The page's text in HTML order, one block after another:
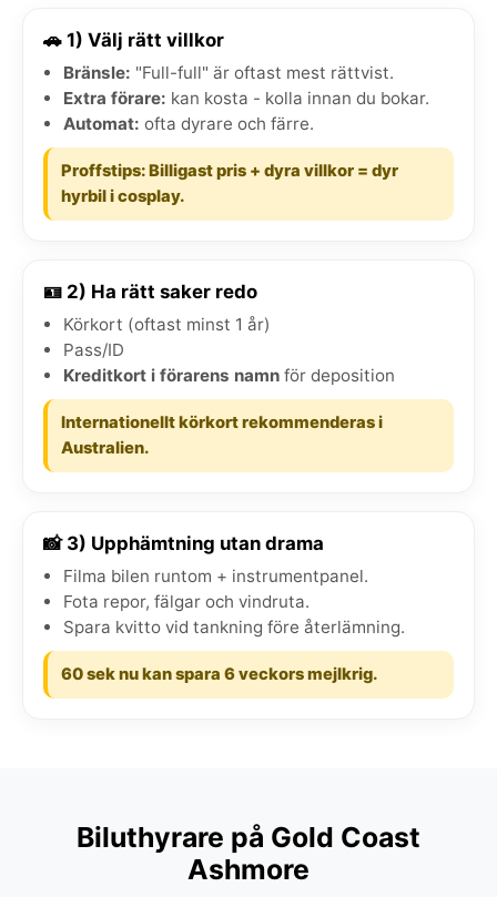
🚗 1) Välj rätt villkor
Bränsle: "Full-full" är oftast mest rättvist.
Extra förare: kan kosta - kolla innan du bokar.
Automat: ofta dyrare och färre.
Proffstips: Billigast pris + dyra villkor = dyr
hyrbil i cosplay.
🪪 2) Ha rätt saker redo
Körkort (oftast minst 1 år)
Pass/ID
Kreditkort i förarens namn för deposition
Internationellt körkort rekommenderas i
Australien.
📸 3) Upphämtning utan drama
Filma bilen runtom + instrumentpanel.
Fota repor, fälgar och vindruta.
Spara kvitto vid tankning före återlämning.
60 sek nu kan spara 6 veckors mejlkrig.
Biluthyrare på Gold Coast
Ashmore